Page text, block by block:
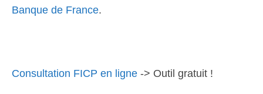
Banque de France.
Consultation FICP en ligne -> Outil gratuit !